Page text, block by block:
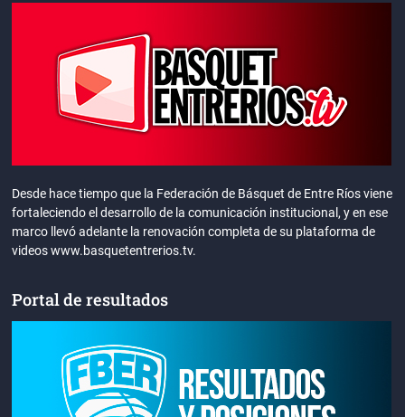
Desde hace tiempo que la Federación de Básquet de Entre Ríos viene
fortaleciendo el desarrollo de la comunicación institucional, y en ese
marco llevó adelante la renovación completa de su plataforma de
videos www.basquetentrerios.tv.
Portal de resultados